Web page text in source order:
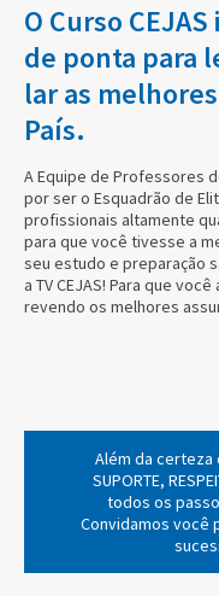
O Curso
de ponta para
lar as
País.
A Equipe de Professores
por ser o Esquadrão de
profissionais altamente
para que você tivesse a
seu estudo e preparação
a TV CEJAS! Para que
revendo os melhores
Além da
SUPORTE,
todos os
Convidamos você